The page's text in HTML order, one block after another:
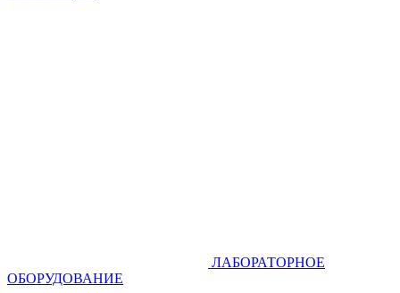
ЛАБОРАТОРНОЕ
ОБОРУДОВАНИЕ